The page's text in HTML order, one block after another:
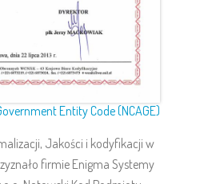
Entity Code (NCAGE)
Jakości i kodyfikacji w
firmie Enigma Systemy